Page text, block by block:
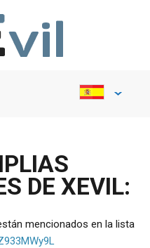
DE XEVIL:
mencionados en la lista